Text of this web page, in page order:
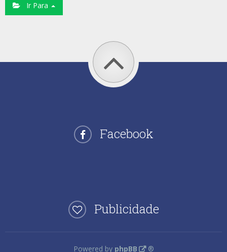
Ir Para
Facebook
Publicidade
Powered by phpBB ®